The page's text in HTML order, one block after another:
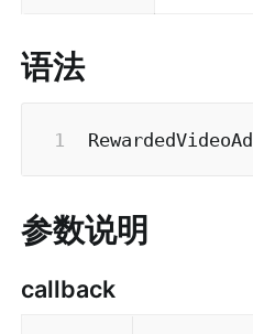
语法
RewardedVideoAd
参数说明
callback